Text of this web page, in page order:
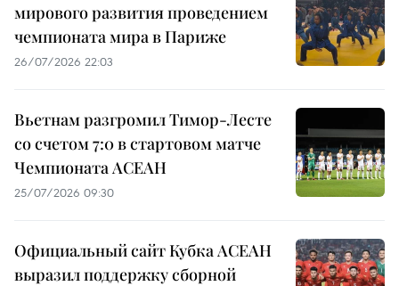
мирового развития проведением
чемпионата мира в Париже
26/07/2026 22:03
Вьетнам разгромил Тимор-Лесте
со счетом 7:0 в стартовом матче
Чемпионата АСЕАН
25/07/2026 09:30
Официальный сайт Кубка АСЕАН
выразил поддержку сборной